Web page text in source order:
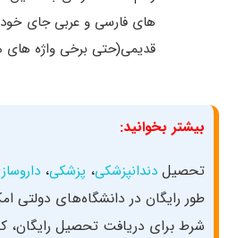
های فارسی و عربی جای خود
قدیمی(حتی برخی واژه های
بیشتر بخوانید:
تحصیل دندانپزشکی، پزشکی،
طور رایگان در دانشگاه‌‌های دولتی
شرط برای دریافت تحصیل رایگان،